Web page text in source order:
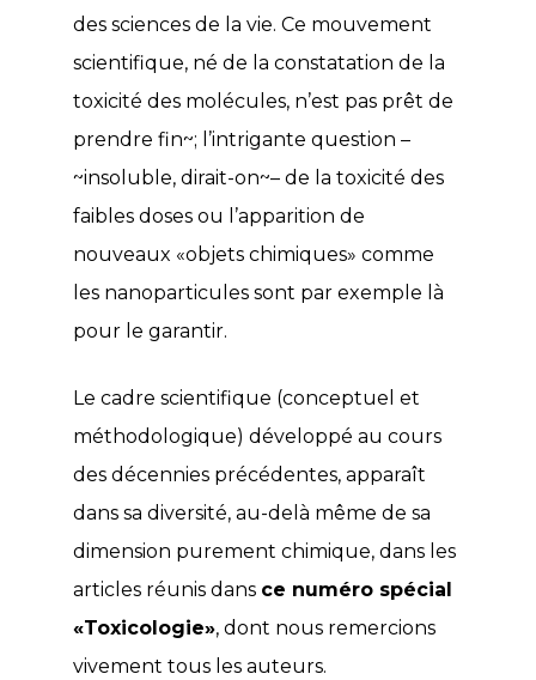
des sciences de la vie. Ce mouvement
scientifique, né de la constatation de la
toxicité des molécules, n’est pas prêt de
prendre fin~; l’intrigante question –
~insoluble, dirait-on~– de la toxicité des
faibles doses ou l’apparition de
nouveaux «objets chimiques» comme
les nanoparticules sont par exemple là
pour le garantir.
Le cadre scientifique (conceptuel et
méthodologique) développé au cours
des décennies précédentes, apparaît
dans sa diversité, au-delà même de sa
dimension purement chimique, dans les
articles réunis dans ce numéro spécial
«Toxicologie», dont nous remercions
vivement tous les auteurs.